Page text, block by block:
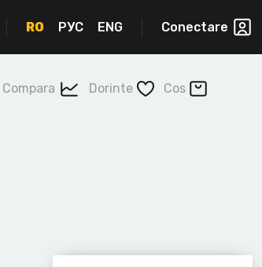
RO РУС ENG Conectare
Compara Dorinte Cos